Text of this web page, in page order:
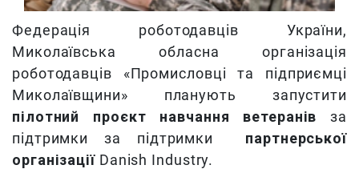
Федерація роботодавців України,
Миколаївська обласна організація
роботодавців «Промисловці та підприємці
Миколаївщини» планують запустити
пілотний проєкт навчання ветеранів за
підтримки за підтримки партнерської
організації Danish Industry.